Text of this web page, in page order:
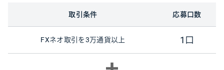
取引条件 応募口数
FXネオ取引を3万通貨以上 1口